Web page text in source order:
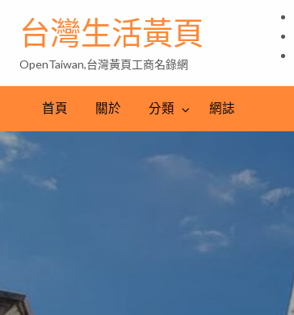
台灣生活黃頁
OpenTaiwan,台灣黃頁工商名錄網
首頁 關於 分類 網誌